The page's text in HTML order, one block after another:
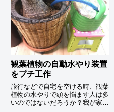
観葉植物の自動水やり装置
をプチ工作
旅行などで自宅を空ける時、観葉
植物の水やりで頭を悩ます人は多
いのではないだろうか？我が家の